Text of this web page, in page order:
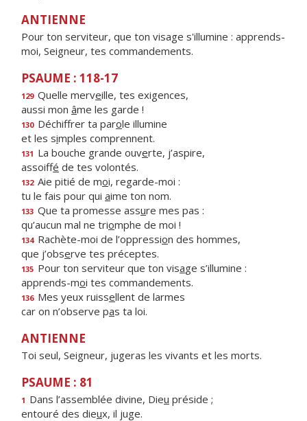
ANTIENNE
Pour ton serviteur, que ton visage s'illumine : apprends-
moi, Seigneur, tes commandements.
PSAUME : 118-17
129 Quelle merveille, tes exigences,
aussi mon âme les garde !
130 Déchiffrer ta parole illumine
et les simples comprennent.
131 La bouche grande ouverte, j’aspire,
assoiffé de tes volontés.
132 Aie pitié de moi, regarde-moi :
tu le fais pour qui aime ton nom.
133 Que ta promesse assure mes pas :
qu’aucun mal ne triomphe de moi !
134 Rachète-moi de l’oppression des hommes,
que j’observe tes préceptes.
135 Pour ton serviteur que ton visage s’illumine :
apprends-moi tes commandements.
136 Mes yeux ruissellent de larmes
car on n’observe pas ta loi.
ANTIENNE
Toi seul, Seigneur, jugeras les vivants et les morts.
PSAUME : 81
1 Dans l’assemblée divine, Dieu préside ;
entouré des dieux, il juge.